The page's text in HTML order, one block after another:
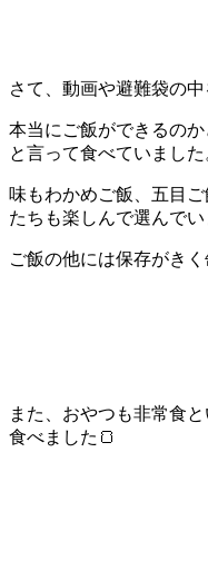
さて、動画や避難袋の
本当にご飯ができるの
と言って食べていました
味もわかめご飯、五目
たちも楽しんで選んで
ご飯の他には保存がき
また、おやつも非常食
食べました🍞